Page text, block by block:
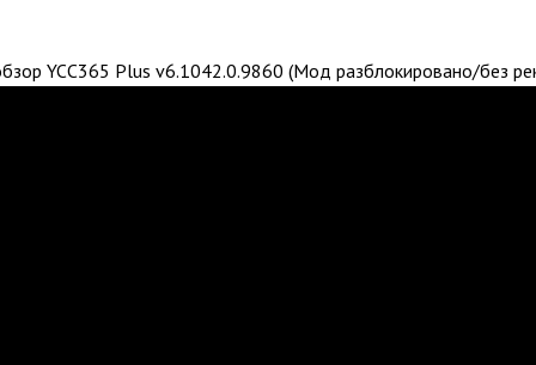
YCC365 Plus v6.1042.0.9860 (Мод разблокировано/без